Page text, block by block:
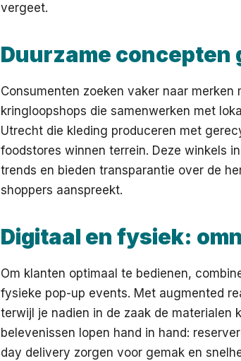
vergeet.
Duurzame concepten
Consumenten zoeken vaker naar
kringloopshops die samenwerken met
Utrecht die kleding produceren met
foodstores winnen terrein. Deze winkels
trends en bieden transparantie over de
shoppers aanspreekt.
Digitaal en fysiek:
Om klanten optimaal te bedienen,
fysieke pop-up events. Met augmented
terwijl je nadien in de zaak de materialen
belevenissen lopen hand in hand:
day delivery zorgen voor gemak en